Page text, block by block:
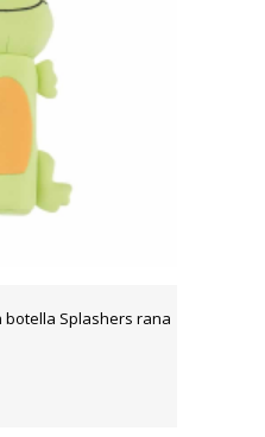
botella Splashers rana